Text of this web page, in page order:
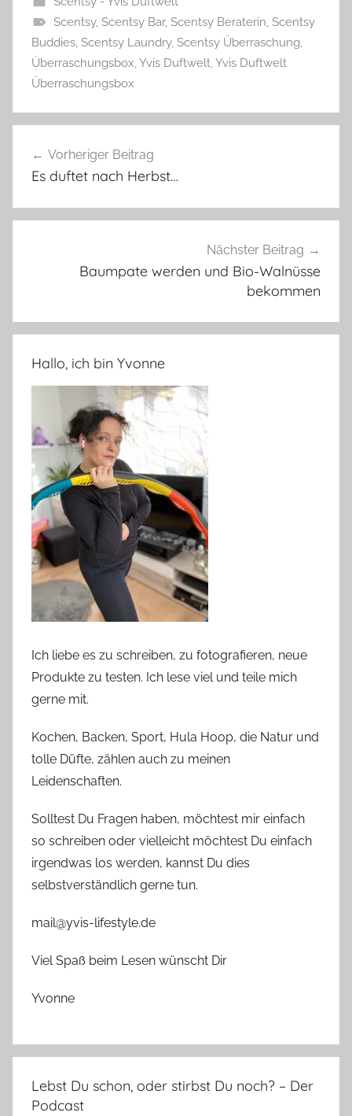
Scentsy, Scentsy Bar, Scentsy Beraterin, Scentsy
Buddies, Scentsy Laundry, Scentsy Überraschung,
Überraschungsbox,Yvis Duftwelt,Yvis Duftwelt
Überraschungsbox
Vorheriger Beitrag
Es duftet nach Herbst…
Nächster Beitrag
Baumpate werden und Bio-Walnüsse
bekommen
Hallo, ich bin Yvonne
Ich liebe es zu schreiben, zu fotografieren, neue
Produkte zu testen. Ich lese viel und teile mich
gerne mit.
Kochen, Backen, Sport, Hula Hoop, die Natur und
tolle Düfte, zählen auch zu meinen
Leidenschaften.
Solltest Du Fragen haben, möchtest mir einfach
so schreiben oder vielleicht möchtest Du einfach
irgendwas los werden, kannst Du dies
selbstverständlich gerne tun.
mail@yvis-lifestyle.de
Viel Spaß beim Lesen wünscht Dir
Yvonne
Lebst Du schon, oder stirbst Du noch? – Der
Podcast